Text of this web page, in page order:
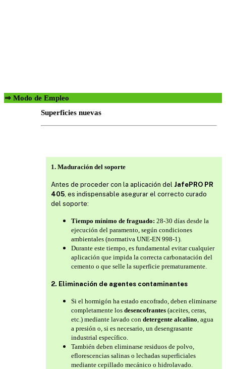
⇒ Modo de Empleo
Superficies nuevas
1. Maduración del soporte
Antes de proceder con la aplicación del JafePRO PR
405 , es indispensable asegurar el correcto curado
del soporte:
Tiempo mínimo de fraguado: 28-30 días desde la
ejecución del paramento, según condiciones
ambientales (normativa UNE-EN 998-1).
Durante este tiempo, es fundamental evitar cualquier
aplicación que impida la correcta carbonatación del
cemento o que selle la superficie prematuramente.
2. Eliminación de agentes contaminantes
Si el hormigón ha estado encofrado, deben eliminarse
completamente los desencofrantes (aceites, ceras,
etc.) mediante lavado con detergente alcalino , agua
a presión o, si es necesario, un desengrasante
industrial específico.
También deben eliminarse residuos de polvo,
eflorescencias salinas o lechadas superficiales
mediante cepillado mecánico o hidrolavado.